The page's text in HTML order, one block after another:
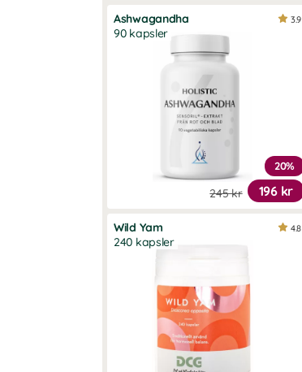
Ashwagandha
90 kapsler
20%
196 kr
245 kr
3.9
Wild Yam
240 kapsler
4.8